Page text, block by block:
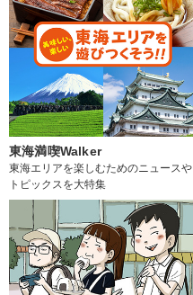
東海満喫Walker
東海エリアを楽しむためのニュースや
トピックスを大特集